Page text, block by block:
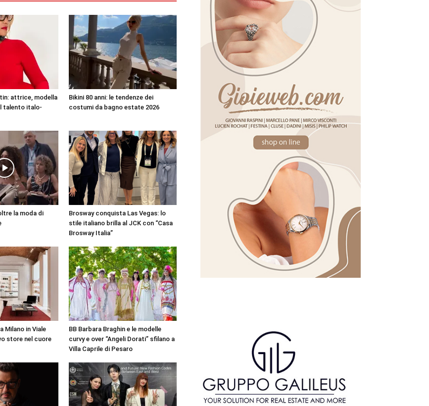
attrice, modella
talento italo-
Bikini 80 anni: le tendenze dei
costumi da bagno estate 2026
la moda di
Brosway conquista Las Vegas: lo
stile italiano brilla al JCK con “Casa
Brosway Italia”
Milano in Viale
store nel cuore
BB Barbara Braghin e le modelle
curvy e over “Angeli Dorati” sfilano a
Villa Caprile di Pesaro